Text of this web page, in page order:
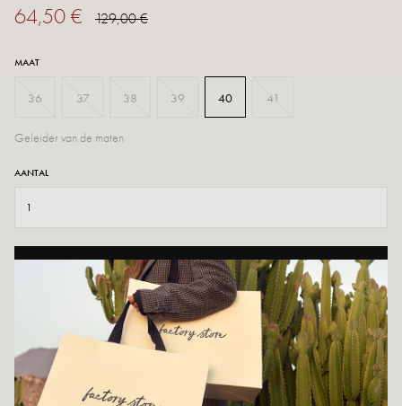
64,50 € 129,00 €
MAAT
36 37 38 39 40 41
Geleider van de maten
AANTAL
TOEVOEGEN AAN WINKELWAGEN
AAN WENSLIJST TOEVOEGEN
Zomerse crush verzekerd met Aurel aan de voeten. Het is gemaakt
van natuurlijk materiaal en heeft een dikke zool en twee verstelbare
banden voor een unieke stijl.